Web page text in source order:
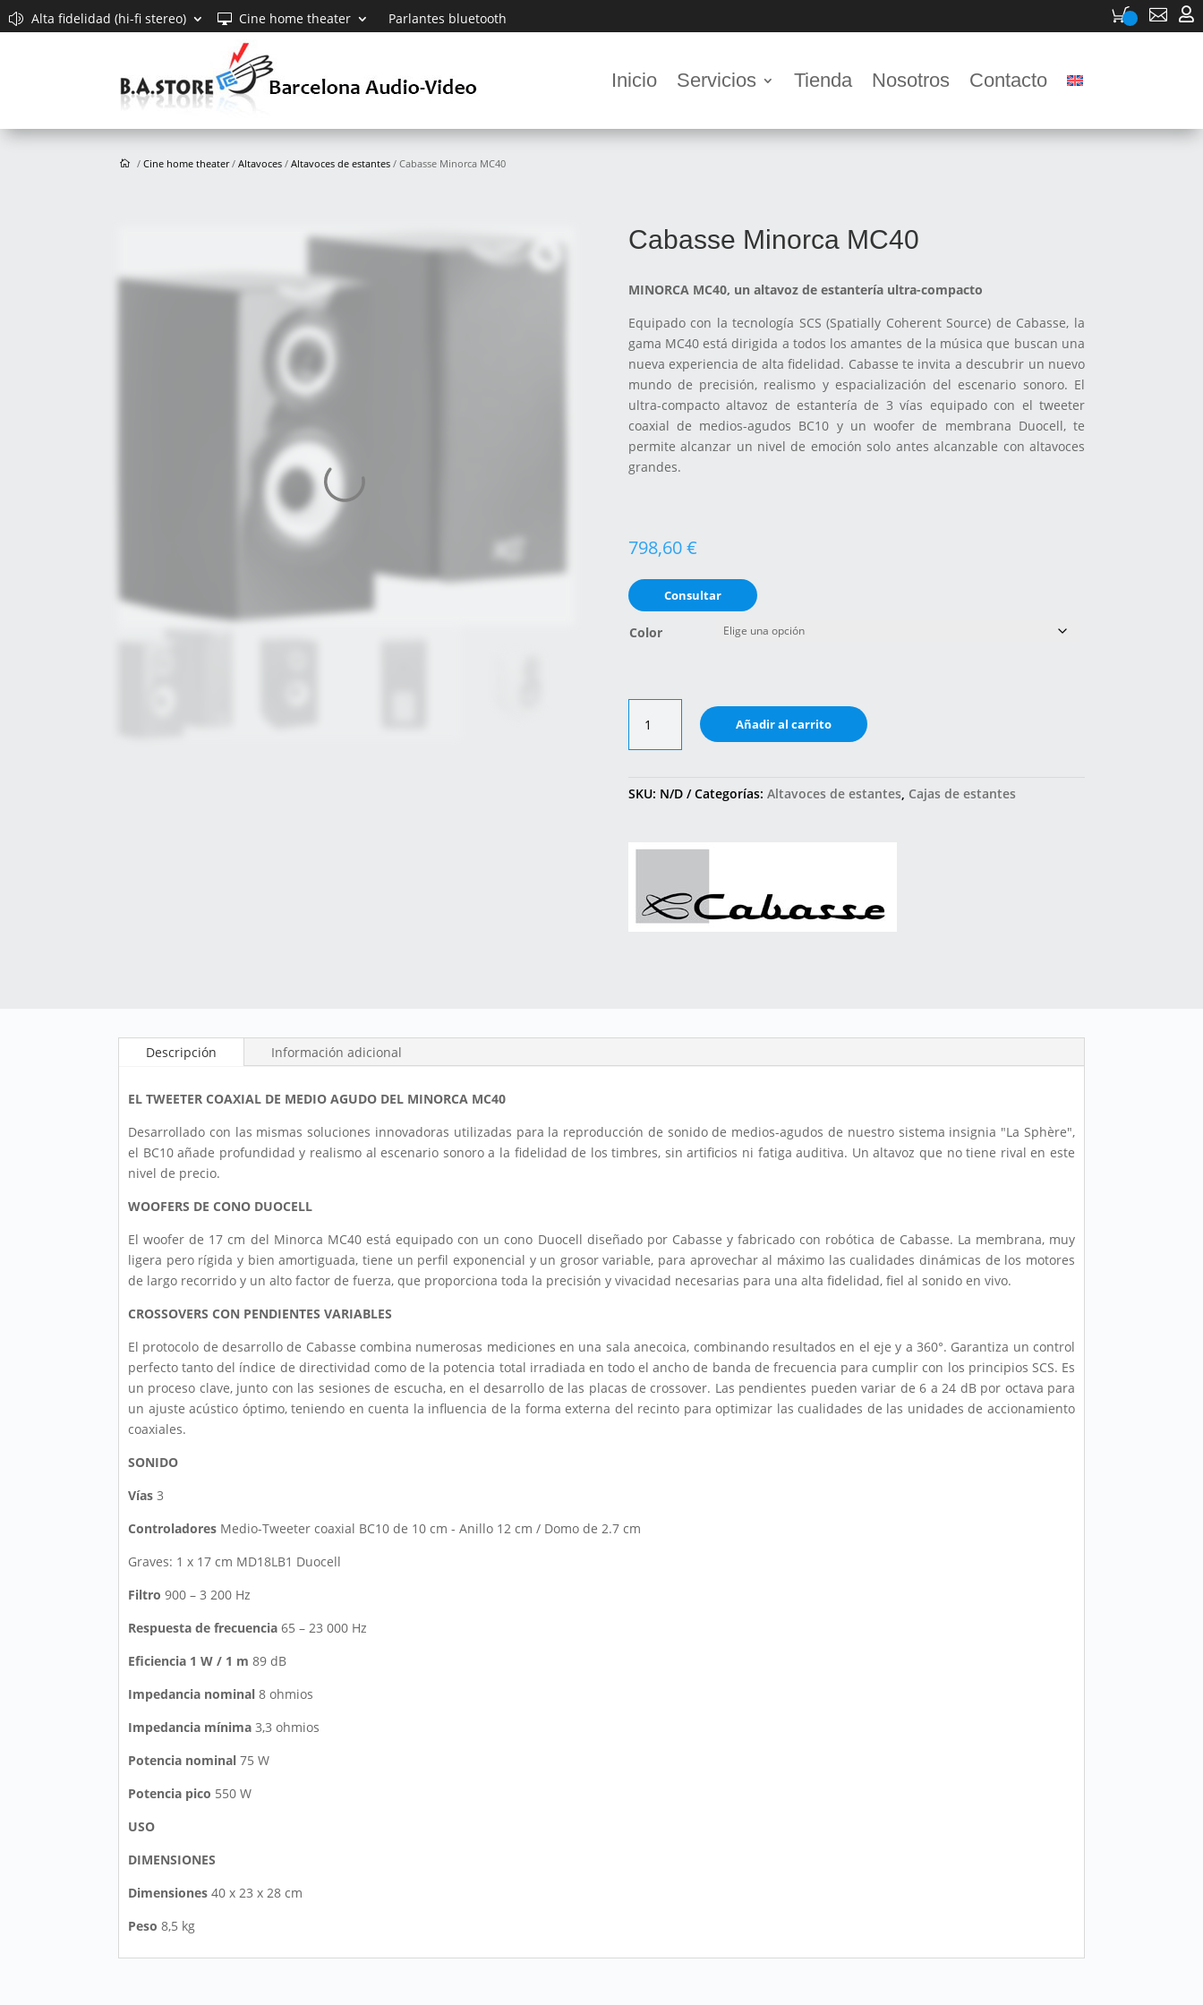
Alta fidelidad (hi-fi stereo) Cine home theater Parlantes bluetooth  
Inicio Servicios Tienda Nosotros Contacto
/Cine home theater/Altavoces /Altavoces de estantes / Cabasse Minorca MC40
Cabasse Minorca MC40
MINORCA MC40, un altavoz de estantería ultra-compacto
Equipado con la tecnología SCS (Spatially Coherent Source) de Cabasse, la
gama MC40 está dirigida a todos los amantes de la música que buscan una
nueva experiencia de alta fidelidad. Cabasse te invita a descubrir un nuevo
mundo de precisión, realismo y espacialización del escenario sonoro. El
ultra-compacto altavoz de estantería de 3 vías equipado con el tweeter
coaxial de medios-agudos BC10 y un woofer de membrana Duocell, te
permite alcanzar un nivel de emoción solo antes alcanzable con altavoces
grandes.
798,60€
Consultar
Color
Minorca
MC40
Añadir al carrito
SKU: N/D Categorías: Altavoces de estantes Cajas de estantes
Descripción Información adicional
EL TWEETER COAXIAL DE MEDIO AGUDO DEL MINORCA MC40
Desarrollado con las mismas soluciones innovadoras utilizadas para la reproducción de sonido de medios-agudos de nuestro sistema insignia "La Sphère",
el BC10 añade profundidad y realismo al escenario sonoro a la fidelidad de los timbres, sin artificios ni fatiga auditiva. Un altavoz que no tiene rival en este
nivel de precio.
WOOFERS DE CONO DUOCELL
El woofer de 17 cm del Minorca MC40 está equipado con un cono Duocell diseñado por Cabasse y fabricado con robótica de Cabasse. La membrana, muy
ligera pero rígida y bien amortiguada, tiene un perfil exponencial y un grosor variable, para aprovechar al máximo las cualidades dinámicas de los motores
de largo recorrido y un alto factor de fuerza, que proporciona toda la precisión y vivacidad necesarias para una alta fidelidad, fiel al sonido en vivo.
CROSSOVERS CON PENDIENTES VARIABLES
El protocolo de desarrollo de Cabasse combina numerosas mediciones en una sala anecoica, combinando resultados en el eje y a 360°. Garantiza un control
perfecto tanto del índice de directividad como de la potencia total irradiada en todo el ancho de banda de frecuencia para cumplir con los principios SCS. Es
un proceso clave, junto con las sesiones de escucha, en el desarrollo de las placas de crossover. Las pendientes pueden variar de 6 a 24 dB por octava para
un ajuste acústico óptimo, teniendo en cuenta la influencia de la forma externa del recinto para optimizar las cualidades de las unidades de accionamiento
coaxiales.
SONIDO
Vías 3
Controladores Medio-Tweeter coaxial BC10 de 10 cm - Anillo 12 cm / Domo de 2.7 cm
Graves: 1 x 17 cm MD18LB1 Duocell
Filtro 900 – 3 200 Hz
Respuesta de frecuencia 65 – 23 000 Hz
Eficiencia 1 W / 1 m 89 dB
Impedancia nominal 8 ohmios
Impedancia mínima 3,3 ohmios
Potencia nominal 75 W
Potencia pico 550 W
USO
DIMENSIONES
Dimensiones 40 x 23 x 28 cm
Peso 8,5 kg